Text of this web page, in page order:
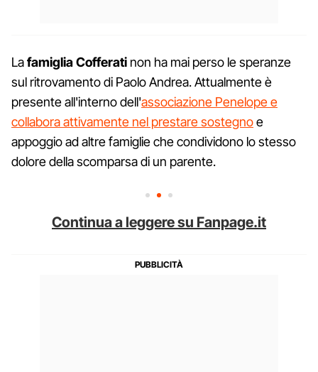
Lafamiglia Cofferati non ha mai perso le speranze
sul ritrovamento di Paolo Andrea. Attualmente è
presente all'interno dell'associazione Penelope e
collabora attivamente nel prestare sostegnoe
appoggio ad altre famiglie che condividono lo stesso
dolore della scomparsa di un parente.
Continua a leggere su Fanpage.it